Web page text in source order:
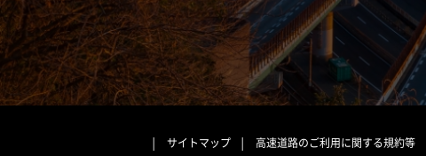
サイトマップ 高速道路のご利用に関する規約等